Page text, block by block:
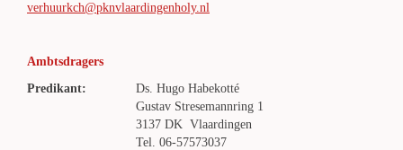
verhuurkch@pknvlaardingenholy.nl
Ambtsdragers
Predikant:
Ds. Hugo Habekotté
Gustav Stresemannring 1
3137 DK Vlaardingen
Tel. 06-57573037